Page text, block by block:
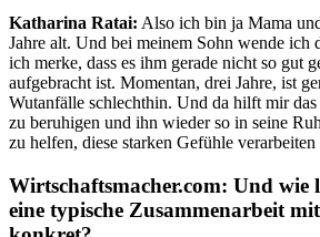
Katharina Ratai: Also ich bin ja Mama
Jahre alt. Und bei meinem Sohn wende ich
ich merke, dass es ihm gerade nicht so gut
aufgebracht ist. Momentan, drei Jahre, ist
Wutanfälle schlechthin. Und da hilft mir
zu beruhigen und ihn wieder so in seine
zu helfen, diese starken Gefühle
Wirtschaftsmacher.com: Und wie
eine typische Zusammenarbeit